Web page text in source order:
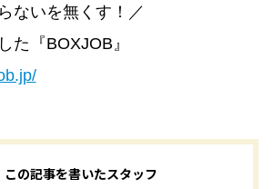
ないを無くす！／
た『BOXJOB』
この記事を書いたスタッフ